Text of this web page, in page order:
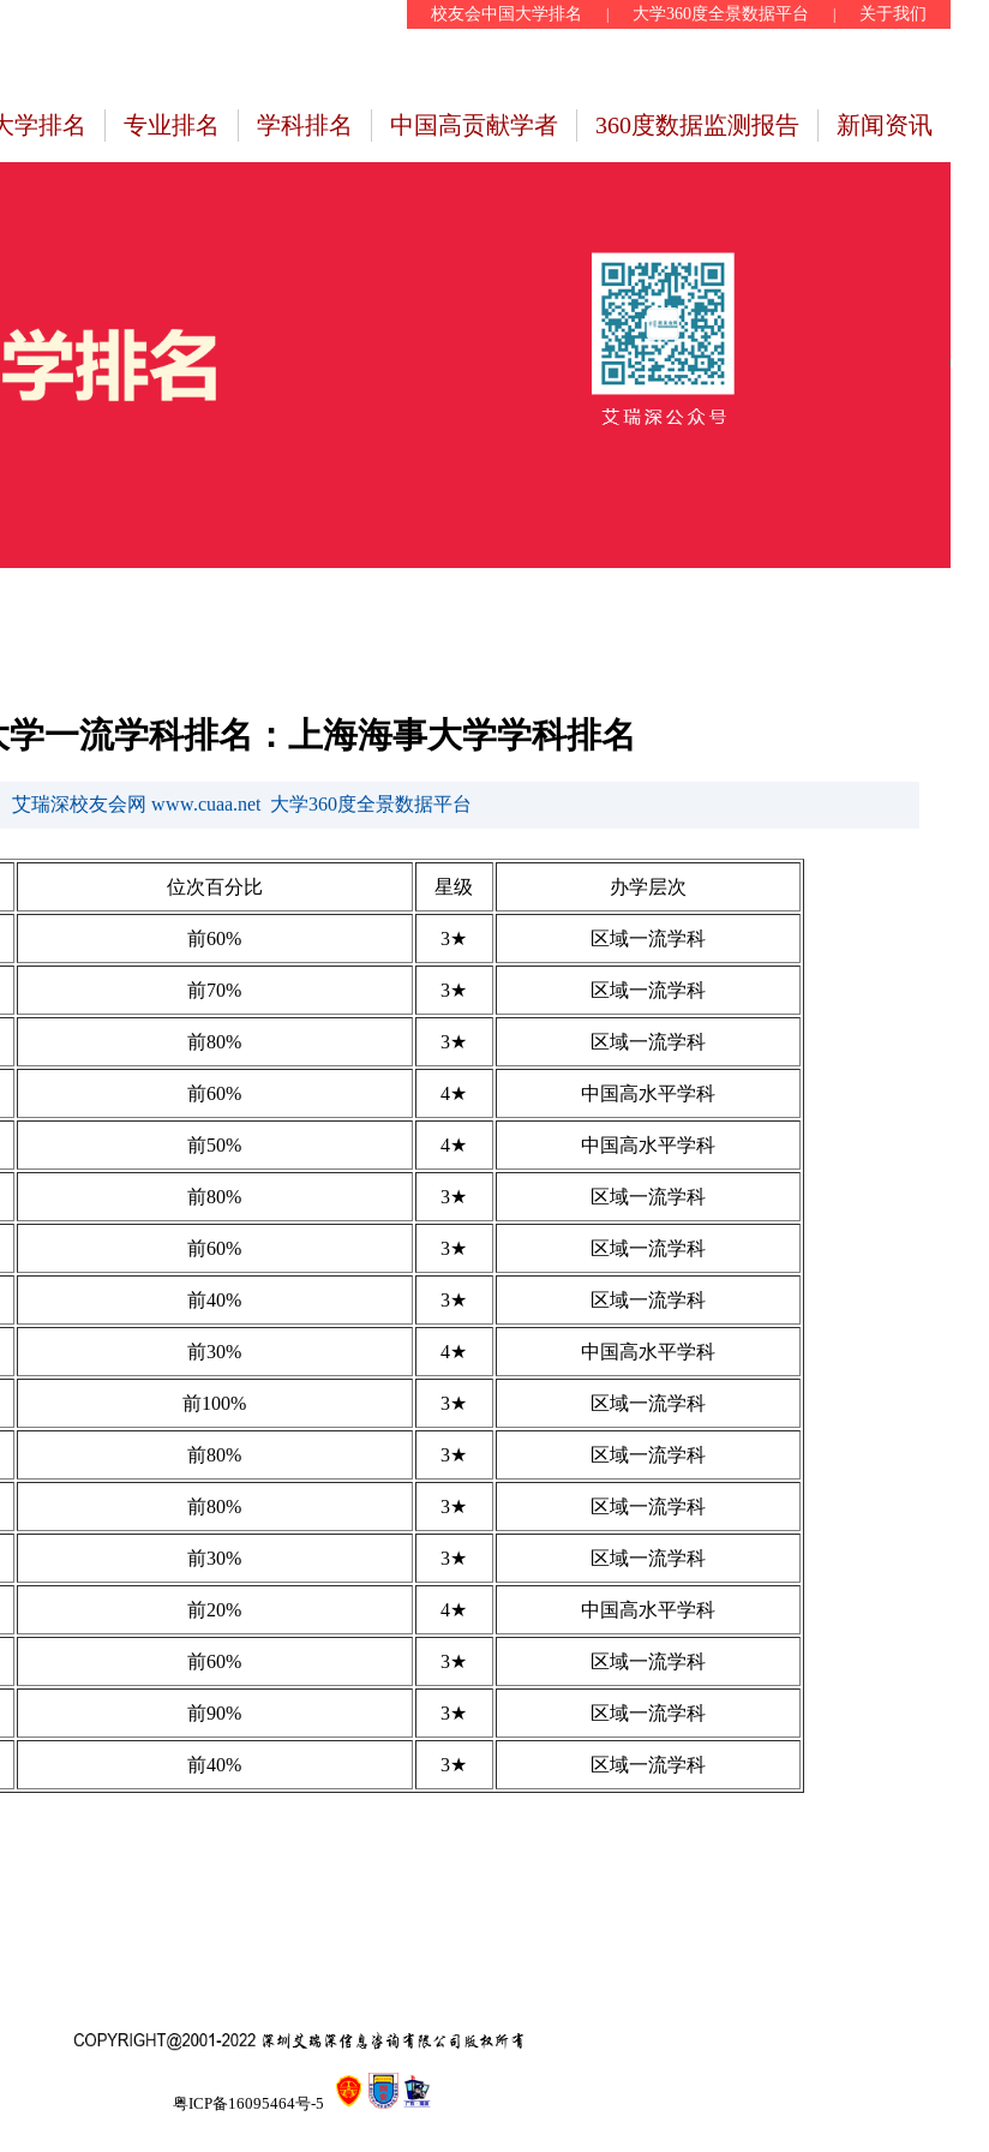
校友会中国大学排名 大学360度全景数据平台 关于我们
学排名 专业排名 学科排名 中国高贡献学者 360度数据监测报告 新闻资讯
一流学科排名：上海海事大学学科排名
瑞深校友会网 www.cuaa.net 大学360度全景数据平台
位次百分比 星级 办学层次
前60% 3★ 区域一流学科
前70% 3★ 区域一流学科
前80% 3★ 区域一流学科
前60% 4★ 中国高水平学科
前50% 4★ 中国高水平学科
前80% 3★ 区域一流学科
前60% 3★ 区域一流学科
前40% 3★ 区域一流学科
前30% 4★ 中国高水平学科
前100% 3★ 区域一流学科
前80% 3★ 区域一流学科
前80% 3★ 区域一流学科
前30% 3★ 区域一流学科
前20% 4★ 中国高水平学科
前60% 3★ 区域一流学科
前90% 3★ 区域一流学科
前40% 3★ 区域一流学科
粤ICP备16095464号-5